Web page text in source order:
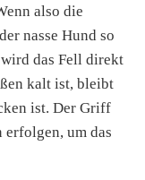
also die
nasse Hund so
das Fell direkt
kalt ist, bleibt
ist. Der Griff
um das